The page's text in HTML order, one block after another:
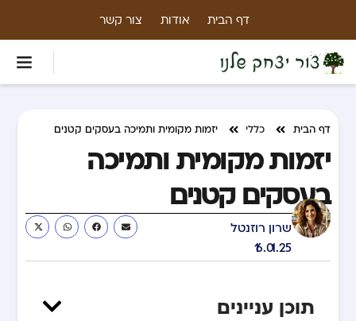
דף הבית אודות צור קשר
דף הבית כללי יזמות מקומית ותמיכה בעסקים קטנים
יזמות מקומית ותמיכה
בעסקים קטנים
שרון רוזנטל
16.01.25
תוכן עניינים